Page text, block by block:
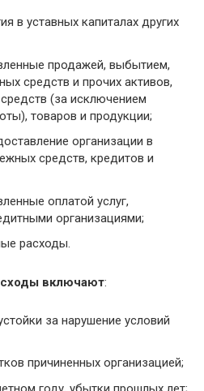
в уставных капиталах других
продажей, выбытием,
средств и прочих активов,
(за исключением
товаров и продукции;
организации в
средств, кредитов и
оплатой услуг,
организациями;
расходы.
включают:
за нарушение условий
причиненных организацией;